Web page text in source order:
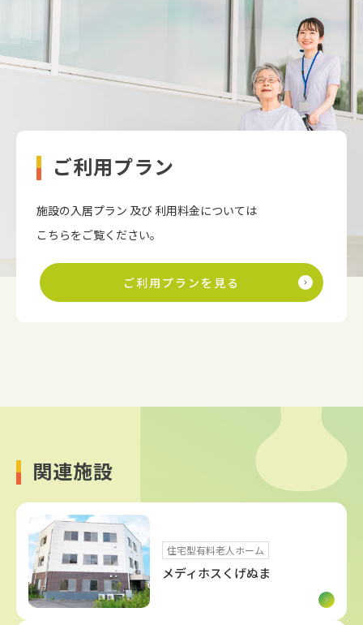
ご利用プラン
施設の入居プラン 及び 利用料金については
こちらをご覧ください。
ご利用プランを見る
関連施設
住宅型有料老人ホーム
メディホスくげぬま